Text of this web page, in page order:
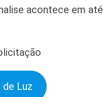
acontece em
Luz